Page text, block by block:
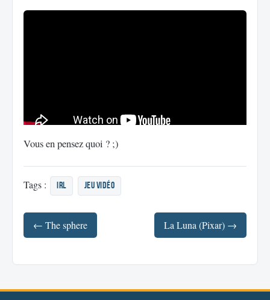
Vous en pensez quoi ? ;)
Tags : irl jeu vidéo
← The sphere La Luna (Pixar) →